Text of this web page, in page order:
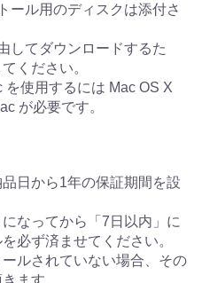
ール用のディスクは添付さ
してダウンロードするた
ください。
を使用するには Mac OS X
が必要です。
日から1年の保証期間を設
なってから「7日以内」に
必ず済ませてください。
ルされていない場合、その